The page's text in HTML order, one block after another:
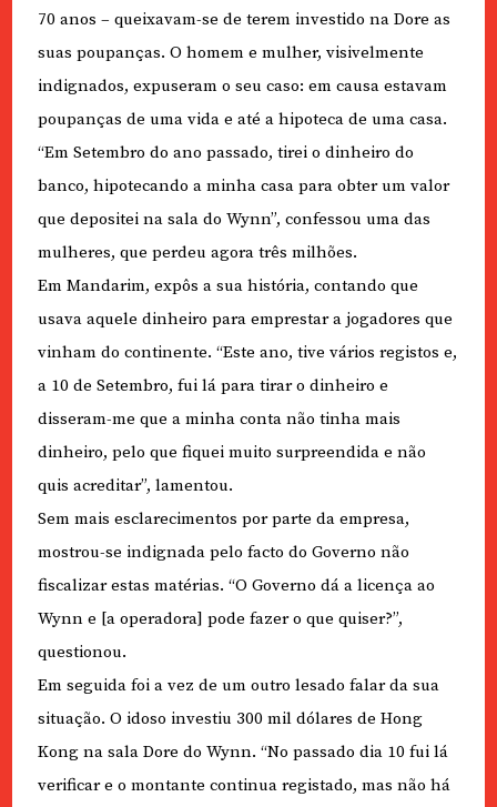
70 anos – queixavam-se de terem investido na Dore as
suas poupanças. O homem e mulher, visivelmente
indignados, expuseram o seu caso: em causa estavam
poupanças de uma vida e até a hipoteca de uma casa.
“Em Setembro do ano passado, tirei o dinheiro do
banco, hipotecando a minha casa para obter um valor
que depositei na sala do Wynn”, confessou uma das
mulheres, que perdeu agora três milhões.
Em Mandarim, expôs a sua história, contando que
usava aquele dinheiro para emprestar a jogadores que
vinham do continente. “Este ano, tive vários registos e,
a 10 de Setembro, fui lá para tirar o dinheiro e
disseram-me que a minha conta não tinha mais
dinheiro, pelo que fiquei muito surpreendida e não
quis acreditar”, lamentou.
Sem mais esclarecimentos por parte da empresa,
mostrou-se indignada pelo facto do Governo não
fiscalizar estas matérias. “O Governo dá a licença ao
Wynn e [a operadora] pode fazer o que quiser?”,
questionou.
Em seguida foi a vez de um outro lesado falar da sua
situação. O idoso investiu 300 mil dólares de Hong
Kong na sala Dore do Wynn. “No passado dia 10 fui lá
verificar e o montante continua registado, mas não há